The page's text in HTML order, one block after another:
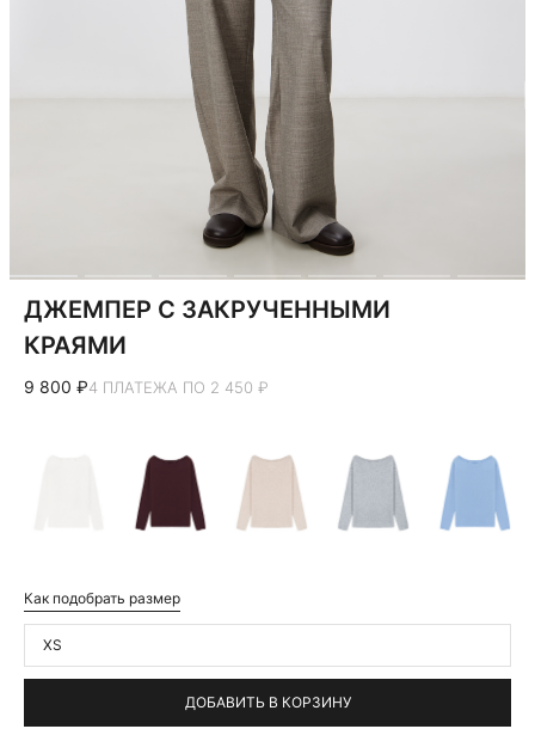
ДЖЕМПЕР С ЗАКРУЧЕННЫМИ
КРАЯМИ
9 800 ₽4 ПЛАТЕЖА ПО 2 450 ₽
Как подобрать размер
XS
ДОБАВИТЬ В КОРЗИНУ